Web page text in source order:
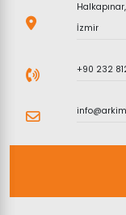
İzmir
+90 232